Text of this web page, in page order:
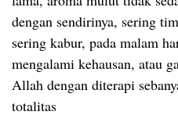
dengan sendirinya, sering
sering kabur, pada malam
mengalami kehausan, atau
Allah dengan diterapi
totalitas